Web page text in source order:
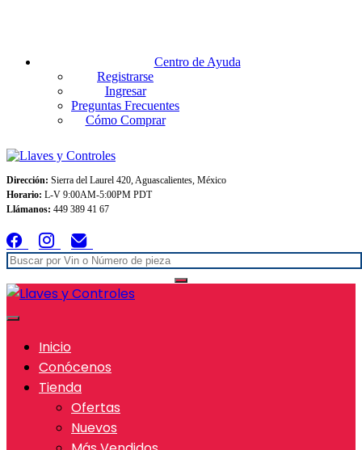
Centro de Ayuda
Registrarse
Ingresar
Preguntas Frecuentes
Cómo Comprar
Dirección: Sierra del Laurel 420, Aguascalientes, México
Horario: L-V 9:00AM-5:00PM PDT
Llámanos: 449 389 41 67
Inicio
Conócenos
Tienda
Ofertas
Nuevos